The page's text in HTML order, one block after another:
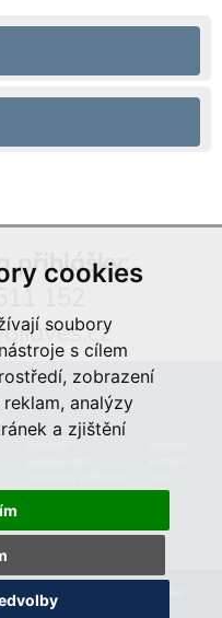
cookies
soubory
s cílem
zobrazení
analýzy
a zjištění
přihlášky:
152
a zakázkové vzdělávání. Všechna práva